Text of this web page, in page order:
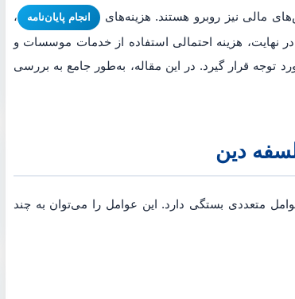
مالی نیز روبرو هستند. هزینه‌های
انجام پایان‌نامه
،
در نهایت، هزینه احتمالی استفاده از خدمات موسسات و
توجه قرار گیرد. در این مقاله، به‌طور جامع به بررسی
دین
متعددی بستگی دارد. این عوامل را می‌توان به چند